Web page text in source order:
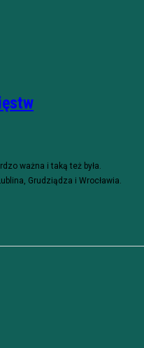
ważna i taką też była.
Grudziądza i Wrocławia.